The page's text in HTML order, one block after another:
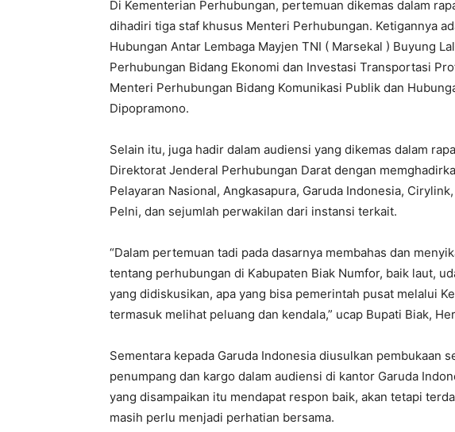
Di Kementerian Perhubungan, pertemuan dikemas dalam
dihadiri tiga staf khusus Menteri Perhubungan. Ketigannya
Hubungan Antar Lembaga Mayjen TNI ( Marsekal ) Buyung
Perhubungan Bidang Ekonomi dan Investasi Transportasi
Menteri Perhubungan Bidang Komunikasi Publik dan
Dipopramono.
Selain itu, juga hadir dalam audiensi yang dikemas dalam
Direktorat Jenderal Perhubungan Darat dengan
Pelayaran Nasional, Angkasapura, Garuda Indonesia,
Pelni, dan sejumlah perwakilan dari instansi terkait.
“Dalam pertemuan tadi pada dasarnya membahas dan
tentang perhubungan di Kabupaten Biak Numfor, baik laut,
yang didiskusikan, apa yang bisa pemerintah pusat melalui
termasuk melihat peluang dan kendala,” ucap Bupati Biak,
Sementara kepada Garuda Indonesia diusulkan pembukaan
penumpang dan kargo dalam audiensi di kantor Garuda
yang disampaikan itu mendapat respon baik, akan tetapi
masih perlu menjadi perhatian bersama.